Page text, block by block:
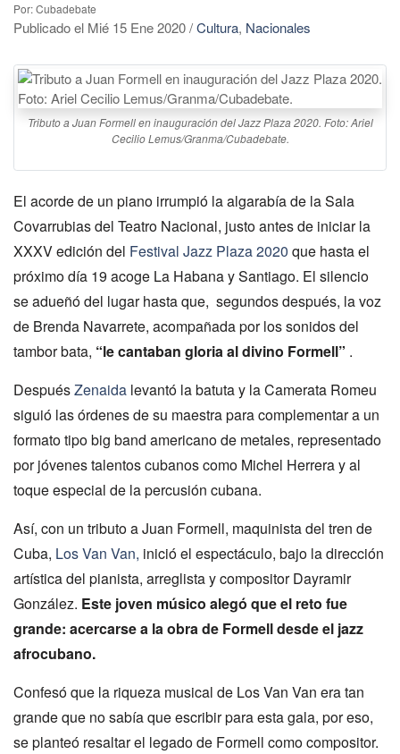
Por: Cubadebate
Publicado el Mié 15 Ene 2020/Cultura, Nacionales
Tributo a Juan Formell en inauguración del Jazz Plaza 2020. Foto: Ariel
Cecilio Lemus/Granma/Cubadebate.
El acorde de un piano irrumpió la algarabía de la Sala
Covarrubias del Teatro Nacional, justo antes de iniciar la
XXXV edición del Festival Jazz Plaza 2020 que hasta el
próximo día 19 acoge La Habana y Santiago. El silencio
se adueñó del lugar hasta que, segundos después, la voz
de Brenda Navarrete, acompañada por los sonidos del
tambor bata, “le cantaban gloria al divino Formell” .
DespuésZenaida levantó la batuta y la Camerata Romeu
siguió las órdenes de su maestra para complementar a un
formato tipo big band americano de metales, representado
por jóvenes talentos cubanos como Michel Herrera y al
toque especial de la percusión cubana.
Así, con un tributo a Juan Formell, maquinista del tren de
Cuba, Los Van Van, inició el espectáculo, bajo la dirección
artística del pianista, arreglista y compositor Dayramir
González. Este joven músico alegó que el reto fue
grande: acercarse a la obra de Formell desde el jazz
afrocubano.
Confesó que la riqueza musical de Los Van Van era tan
grande que no sabía que escribir para esta gala, por eso,
se planteó resaltar el legado de Formell como compositor.